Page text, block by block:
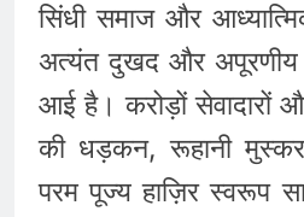
सिंधी समाज और
अत्यंत दुखद और अपूरणीय
आई है। करोड़ों सेवादारों
की धड़कन, रूहानी
परम पूज्य हाज़िर स्वरूप